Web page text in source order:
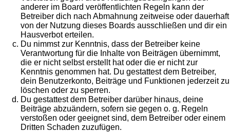
anderer im Board veröffentlichten Regeln kann der
Betreiber dich nach Abmahnung zeitweise oder dauerhaft
von der Nutzung dieses Boards ausschließen und dir ein
Hausverbot erteilen.
Du nimmst zur Kenntnis, dass der Betreiber keine
Verantwortung für die Inhalte von Beiträgen übernimmt,
die er nicht selbst erstellt hat oder die er nicht zur
Kenntnis genommen hat. Du gestattest dem Betreiber,
dein Benutzerkonto, Beiträge und Funktionen jederzeit zu
löschen oder zu sperren.
Du gestattest dem Betreiber darüber hinaus, deine
Beiträge abzuändern, sofern sie gegen o. g. Regeln
verstoßen oder geeignet sind, dem Betreiber oder einem
Dritten Schaden zuzufügen.